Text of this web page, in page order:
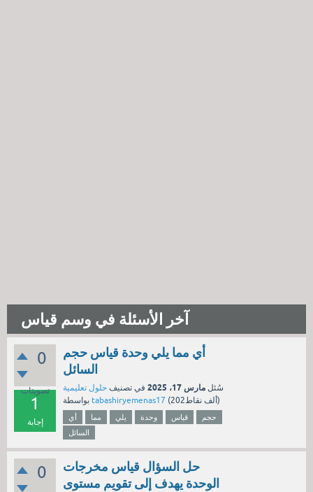
آخر الأسئلة في وسم قياس
0
تصويتات
1
إجابة
أي مما يلي وحدة قياس حجم
السائل
سُئل مارس 17، 2025 في تصنيف حلول تعليمية
tabashiryemenas17 ( 202ألف نقاط)
أي مما يلي وحدة قياس
حجم
السائل
0
حل السؤال قياس مخرجات
الوحدة يهدف إلى تقويم مستوى